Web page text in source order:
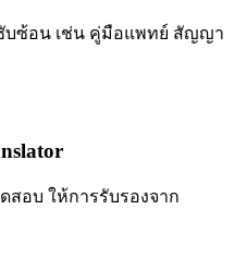
บซ้อน เช่น คู่มือแพทย์ สัญญา
สอบ ให้การรับรองจาก